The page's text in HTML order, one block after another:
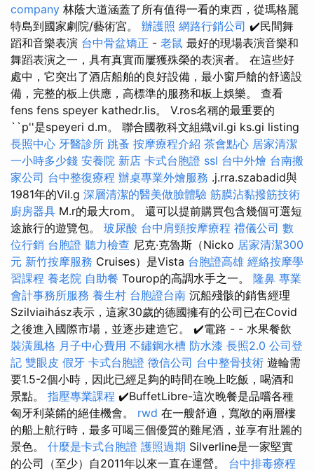
company 林蔭大道涵蓋了所有值得一看的東西，從瑪格麗
特島到國家劇院/藝術宮。 辦護照 網路行銷公司 ✔️民間舞
蹈和音樂表演 台中骨盆矯正 - 老鼠 最好的現場表演音樂和
舞蹈表演之一，具有真實而屢獲殊榮的表演者。 在這些好
處中，它突出了酒店船舶的良好設備，最小窗戶艙的舒適設
備，完整的板上供應，高標準的服務和板上娛樂。 查看
fens fens speyer kathedr.lis。 V.ros名稱的最重要的
``p''是speyeri d.m。 聯合國教科文組織vil.gi ks.gi listing
長照中心 牙醫診所 跳蚤 按摩療程介紹 茶會點心 居家清潔
一小時多少錢 安養院 新店 卡式台胞證 ssl 台中外燴 台南搬
家公司 台中整復療程 辦桌專業外燴服務 .j.rra.szabadid與
1981年的Vil.g 深層清潔的醫美做臉體驗 筋膜沾黏撥筋技術
廚房器具 M.r的最大rom。 還可以提前購買包含幾個可選短
途旅行的遊覽包。 玻尿酸 台中肩頸按摩療程 禮儀公司 數
位行銷 台胞證 聽力檢查 尼克·克魯斯（Nicko 居家清潔300
元 新竹按摩服務 Cruises）是Vista 台胞證高雄 經絡按摩學
習課程 養老院 自助餐 Tourop的高調水手之一。 隆鼻 專業
會計事務所服務 養生村 台胞證台南 沉船殘骸的銷售經理
Szilviaihász表示，這家30歲的德國擁有的公司已在Covid
之後進入國際市場，並逐步建造它。 ✔️電路 - - 水果餐飲
裝潢風格 月子中心費用 不鏽鋼水槽 防水漆 長照2.0 公司登
記 雙眼皮 假牙 卡式台胞證 徵信公司 台中整骨技術 遊輪需
要1.5-2個小時，因此已經足夠的時間在晚上吃飯，喝酒和
景點。 指壓專業課程 ✔️BuffetLibre-這次晚餐是品嚐各種
匈牙利菜餚的絕佳機會。 rwd 在一艘舒適，寬敞的兩層樓
的船上航行時，最多可喝三個優質的雞尾酒，並享有壯麗的
景色。 什麼是卡式台胞證 護照過期 Silverline是一家堅實
的公司（至少）自2011年以來一直在運營。 台中排毒療程